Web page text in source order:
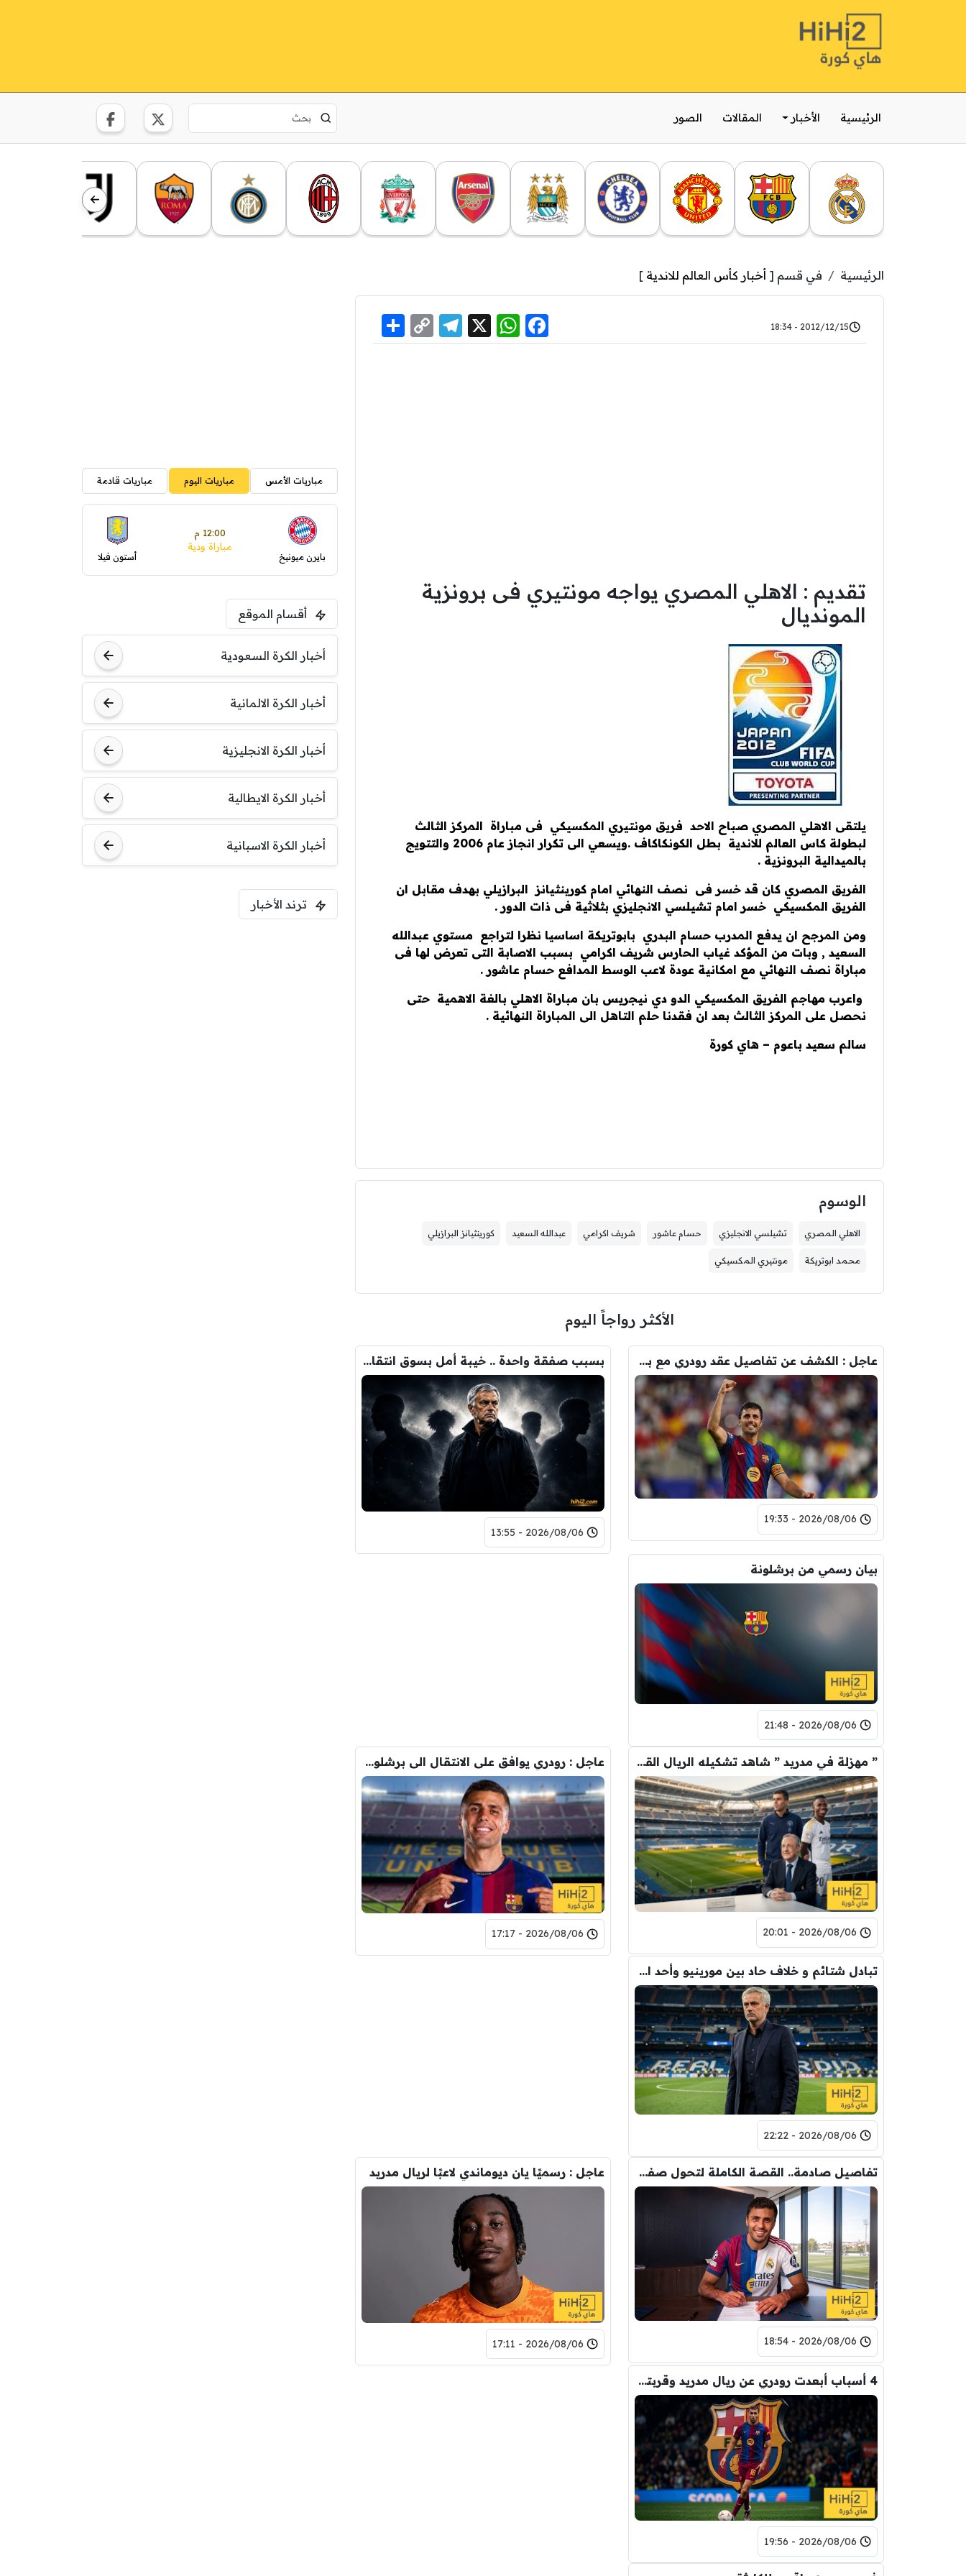
الرئيسية الأخبار المقالات الصور
الرئيسية في قسم [ أخبار كأس العالم للاندية ]
2012/12/15 - 18:34
Facebook
WhatsApp
X
Telegram
Copy
Link
تقديم : الاهلي المصري يواجه مونتيري فى برونزية
المونديال
يلتقى الاهلي المصري صباح الاحد فريق مونتيري المكسيكي فى مباراة المركز الثالث
لبطولة كاس العالم للاندية بطل الكونكاكاف .ويسعي الى تكرار انجاز عام 2006 والتتويج
بالميدالية البرونزية .
الفريق المصري كان قد خسر فى نصف النهائي امام كورينثيانز البرازيلي بهدف مقابل ان
الفريق المكسيكي خسر امام تشيلسي الانجليزي بثلاثية فى ذات الدور .
ومن المرجح ان يدفع المدرب حسام البدري بابوتريكة اساسيا نظرا لتراجع مستوي عبدالله
السعيد , وبات من المؤكد غياب الحارس شريف اكرامي بسبب الاصابة التى تعرض لها فى
مباراة نصف النهائي مع امكانية عودة لاعب الوسط المدافع حسام عاشور .
واعرب مهاجم الفريق المكسيكي الدو دي نيجريس بان مباراة الاهلي بالغة الاهمية حتى
نحصل على المركز الثالث بعد ان فقدنا حلم التاهل الى المباراة النهائية .
سالم سعيد باعوم – هاي كورة
الوسوم
الاهلي المصري تشيلسي الانجليزي حسام عاشور شريف اكرامي عبدالله السعيد كورينثيانز البرازيلي
محمد ابوتريكة مونتيري المكسيكي
الأكثر رواجاً اليوم
عاجل : الكشف عن تفاصيل عقد رودري مع برشلونة.. قيمة الصفقة والراتب
2026/08/06 - 19:33
بسبب صفقة واحدة .. خيبة أمل بسوق انتقالات ريال مدريد !
2026/08/06 - 13:55
بيان رسمي من برشلونة
2026/08/06 - 21:48
” مهزلة في مدريد ” شاهد تشكيله الريال القادمه لاكتساح المركز الثاني
2026/08/06 - 20:01
عاجل : رودري يوافق على الانتقال الى برشلونة.. 3 أسباب وراء قراره
2026/08/06 - 17:17
تبادل شتائم و خلاف حاد بين مورينيو وأحد افراد ادارة ريال مدريد بعد انهيار صفقة رودري
2026/08/06 - 22:22
تفاصيل صادمة.. القصة الكاملة لتحول صفقة رودري من ريال مدريد الى برشلونة
2026/08/06 - 18:54
عاجل : رسميًا يان ديوماندي لاعبًا لريال مدريد
2026/08/06 - 17:11
4 أسباب أبعدت رودري عن ريال مدريد وقربته من برشلونة
2026/08/06 - 19:56
مباريات الأمس مباريات اليوم مباريات قادمة
بايرن ميونيخ
12:00 م
مباراة ودية
أستون فيلا
أقسام الموقع
أخبار الكرة السعودية
أخبار الكرة الالمانية
أخبار الكرة الانجليزية
أخبار الكرة الايطالية
أخبار الكرة الاسبانية
ترند الأخبار